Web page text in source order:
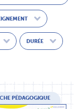
DURÉE
PÉDAGOGIQUE